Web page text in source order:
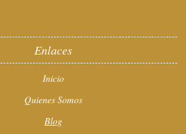
Enlaces
Inicio
Quienes Somos
Blog